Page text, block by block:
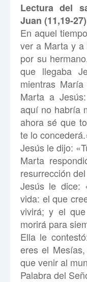
Lectura del
Juan (11,19-
En aquel
ver a Marta y a
por su
que llegaba
mientras
Marta a
aquí no habría
ahora sé que
te lo
Jesús le dijo:
Marta
resurrección
Jesús le dice:
vida: el que
vivirá; y el
morirá para
Ella le
eres el
que venir al
Palabra del